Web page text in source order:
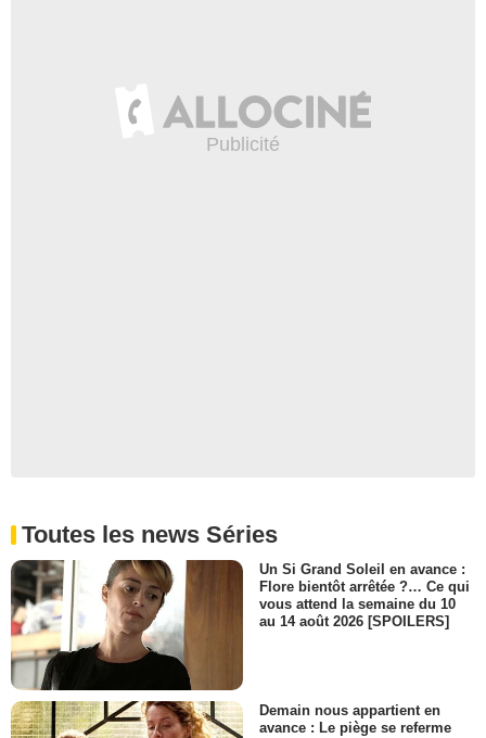
Toutes les news Séries
Un Si Grand Soleil en avance :
Flore bientôt arrêtée ?… Ce qui
vous attend la semaine du 10
au 14 août 2026 [SPOILERS]
Demain nous appartient en
avance : Le piège se referme